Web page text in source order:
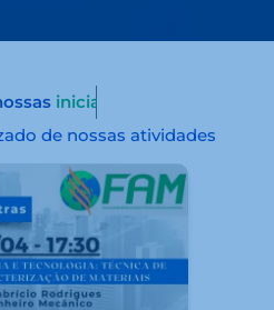
nossasnovidades
de nossas atividades